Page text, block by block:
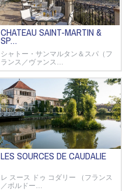
CHATEAU SAINT-MARTIN &
SP…
シャトー・サンマルタン＆スパ（フ
ランス／ヴァンス…
LES SOURCES DE CAUDALIE
レ スース ドゥ コダリー （フランス
／ボルドー…